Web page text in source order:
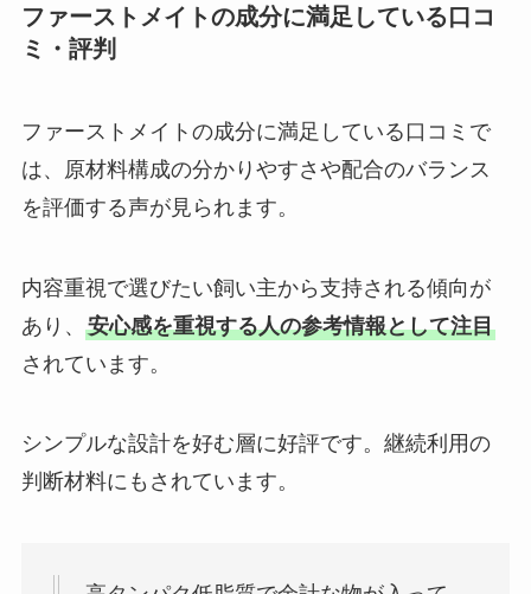
ファーストメイトの成分に満足している口コ
ミ・評判
ファーストメイトの成分に満足している口コミで
は、原材料構成の分かりやすさや配合のバランス
を評価する声が見られます。
内容重視で選びたい飼い主から支持される傾向が
あり、 安心感を重視する人の参考情報として注目
されています。
シンプルな設計を好む層に好評です。継続利用の
判断材料にもされています。